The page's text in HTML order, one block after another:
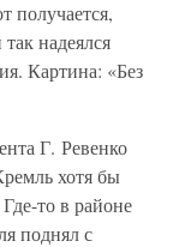
получается,
надеялся
Картина: «Без
Г. Ревенко
хотя бы
то в районе
поднял с